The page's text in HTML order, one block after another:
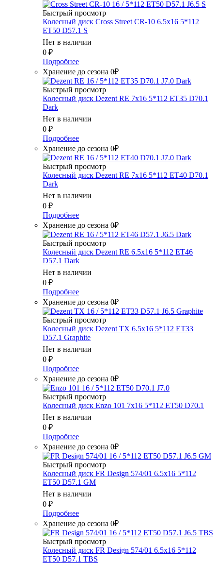
Быстрый просмотр
Колесный диск Cross Street CR-10 6.5x16 5*112
ET50 D57.1 S
Нет в наличии
0 ₽
Подробнее
Хранение до сезона 0₽
Быстрый просмотр
Колесный диск Dezent RE 7x16 5*112 ET35 D70.1
Dark
Нет в наличии
0 ₽
Подробнее
Хранение до сезона 0₽
Быстрый просмотр
Колесный диск Dezent RE 7x16 5*112 ET40 D70.1
Dark
Нет в наличии
0 ₽
Подробнее
Хранение до сезона 0₽
Быстрый просмотр
Колесный диск Dezent RE 6.5x16 5*112 ET46
D57.1 Dark
Нет в наличии
0 ₽
Подробнее
Хранение до сезона 0₽
Быстрый просмотр
Колесный диск Dezent TX 6.5x16 5*112 ET33
D57.1 Graphite
Нет в наличии
0 ₽
Подробнее
Хранение до сезона 0₽
Быстрый просмотр
Колесный диск Enzo 101 7x16 5*112 ET50 D70.1
Нет в наличии
0 ₽
Подробнее
Хранение до сезона 0₽
Быстрый просмотр
Колесный диск FR Design 574/01 6.5x16 5*112
ET50 D57.1 GM
Нет в наличии
0 ₽
Подробнее
Хранение до сезона 0₽
Быстрый просмотр
Колесный диск FR Design 574/01 6.5x16 5*112
ET50 D57.1 TBS